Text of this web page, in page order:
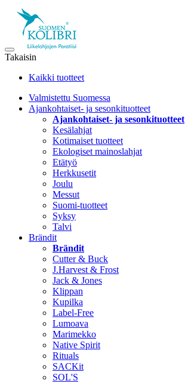
Takaisin
Kaikki tuotteet
Valmistettu Suomessa
Ajankohtaiset- ja sesonkituotteet
Ajankohtaiset- ja sesonkituotteet
Kesälahjat
Kotimaiset tuotteet
Ekologiset mainoslahjat
Etätyö
Herkkusetit
Joulu
Messut
Suomi-tuotteet
Syksy
Talvi
Brändit
Brändit
Cutter & Buck
J.Harvest & Frost
Jack & Jones
Klippan
Kupilka
Label-Free
Lumoava
Marimekko
Native Spirit
Rituals
SACKit
SOL'S